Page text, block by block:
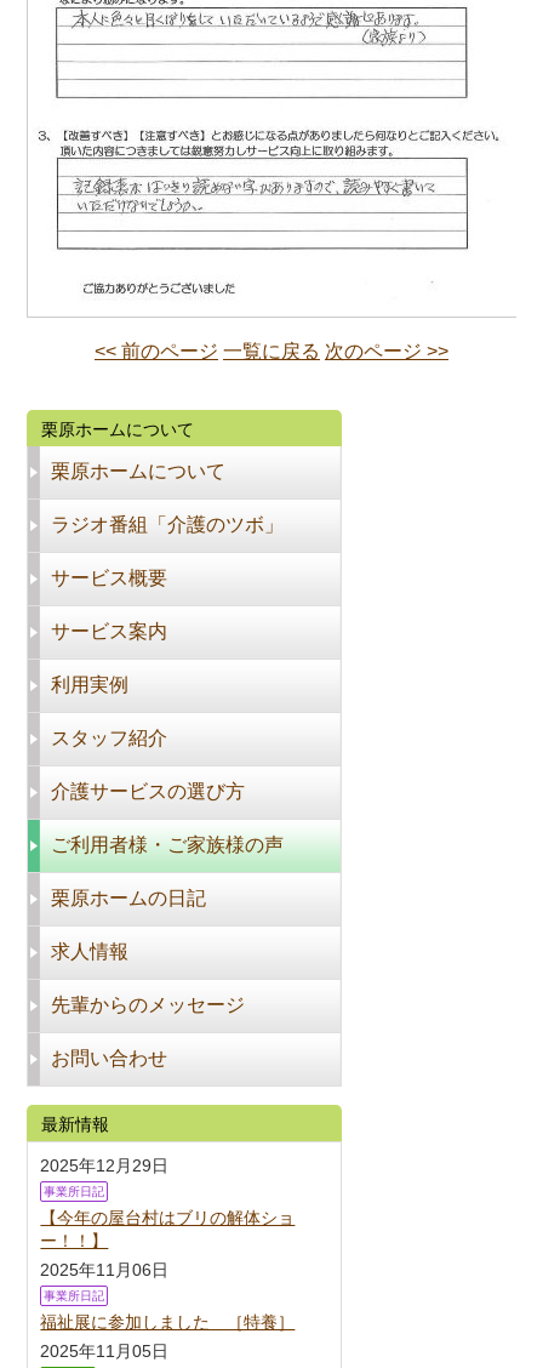
<< 前のページ 一覧に戻る 次のページ >>
栗原ホームについて
栗原ホームについて
ラジオ番組「介護のツボ」
サービス概要
サービス案内
利用実例
スタッフ紹介
介護サービスの選び方
ご利用者様・ご家族様の声
栗原ホームの日記
求人情報
先輩からのメッセージ
お問い合わせ
最新情報
2025年12月29日
事業所日記
【今年の屋台村はブリの解体ショ
ー！！】
2025年11月06日
事業所日記
福祉展に参加しました ［特養］
2025年11月05日